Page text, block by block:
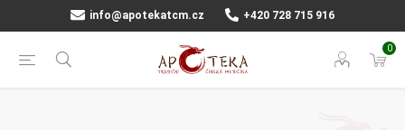
info@apotekatcm.cz +420 728 715 916
0